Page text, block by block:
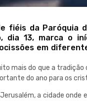
fiéis da Paróquia
dia 13, marca o
em
mais do que a
do ano para os
a cidade onde